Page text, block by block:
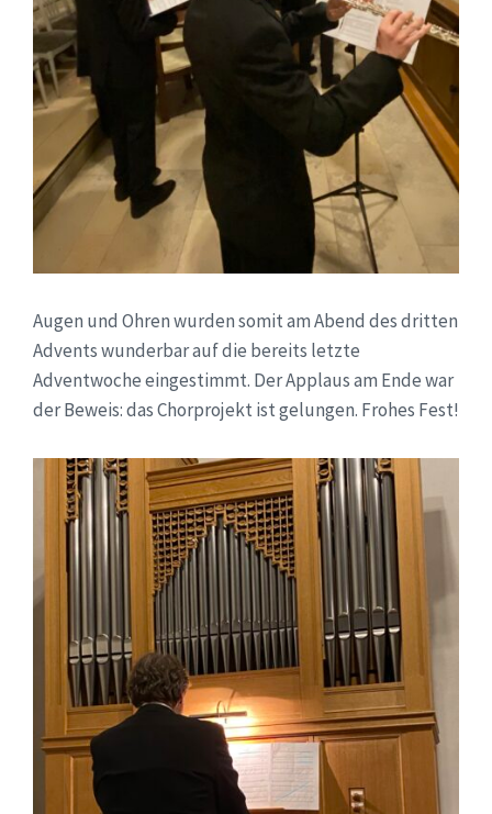
Augen und Ohren wurden somit am Abend des dritten
Advents wunderbar auf die bereits letzte
Adventwoche eingestimmt. Der Applaus am Ende war
der Beweis: das Chorprojekt ist gelungen. Frohes Fest!